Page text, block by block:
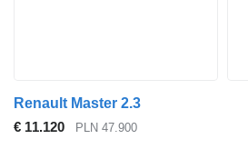
Renault Master 2.3
€ 11.120
PLN 47.900